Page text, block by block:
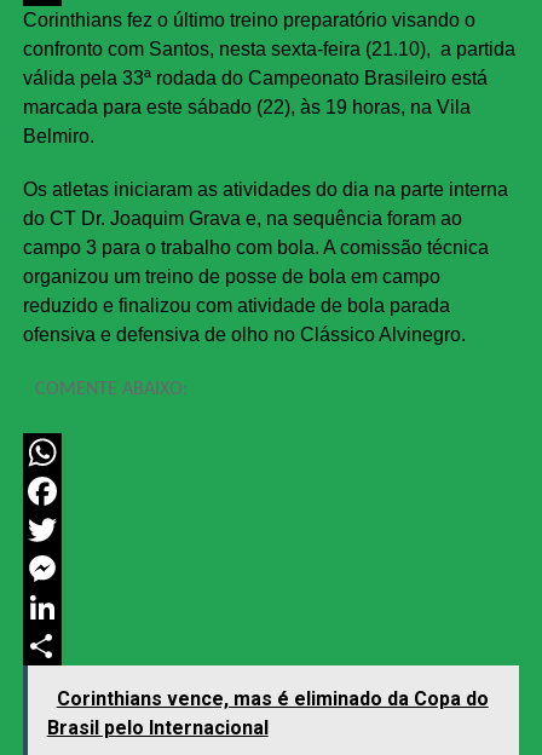
Share
Corinthians fez o último treino preparatório visando o
confronto com Santos, nesta sexta-feira (21.10), a partida
válida pela 33ª rodada do Campeonato Brasileiro está
marcada para este sábado (22), às 19 horas, na Vila
Belmiro.
Os atletas iniciaram as atividades do dia na parte interna
do CT Dr. Joaquim Grava e, na sequência foram ao
campo 3 para o trabalho com bola. A comissão técnica
organizou um treino de posse de bola em campo
reduzido e finalizou com atividade de bola parada
ofensiva e defensiva de olho no Clássico Alvinegro.
COMENTE ABAIXO:
WhatsApp
Facebook
Twitter
Messenger
LinkedIn
Corinthians vence, mas é eliminado da Copa do
Brasil pelo Internacional